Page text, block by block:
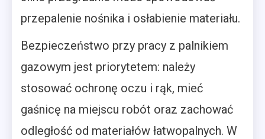
przepalenie nośnika i osłabienie materiału.
Bezpieczeństwo przy pracy z palnikiem
gazowym jest priorytetem: należy
stosować ochronę oczu i rąk, mieć
gaśnicę na miejscu robót oraz zachować
odległość od materiałów łatwopalnych. W